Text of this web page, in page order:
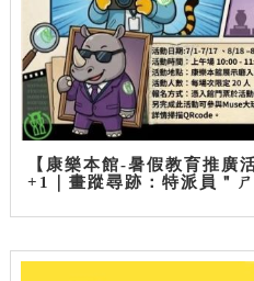
【康樂本館-暑假教育推廣
+1｜畫蹤尋跡：特派員＂